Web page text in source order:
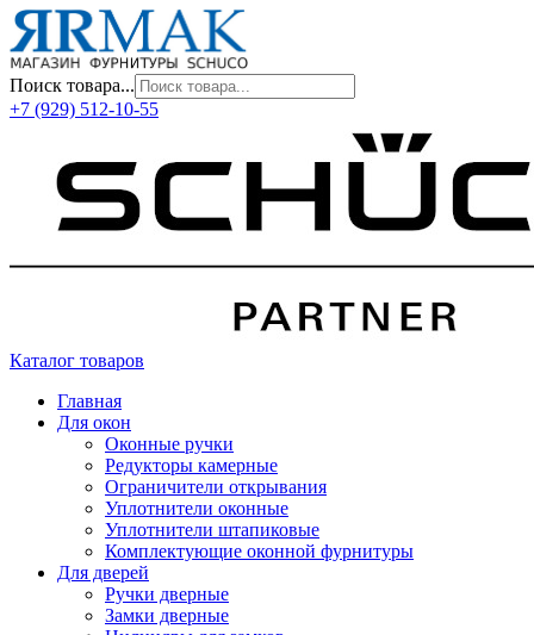
Поиск товара...
+7 (929) 512-10-55
Каталог товаров
Главная
Для окон
Оконные ручки
Редукторы камерные
Ограничители открывания
Уплотнители оконные
Уплотнители штапиковые
Комплектующие оконной фурнитуры
Для дверей
Ручки дверные
Замки дверные